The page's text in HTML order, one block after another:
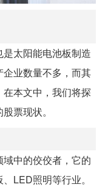
太阳能电池板制造
业数量不多，而其
本文中，我们将探
票现状。
中的佼佼者，它的
LED照明等行业。